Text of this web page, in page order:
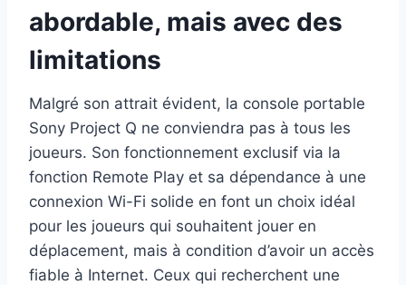
abordable, mais avec des
limitations
Malgré son attrait évident, la console portable
Sony Project Q ne conviendra pas à tous les
joueurs. Son fonctionnement exclusif via la
fonction Remote Play et sa dépendance à une
connexion Wi-Fi solide en font un choix idéal
pour les joueurs qui souhaitent jouer en
déplacement, mais à condition d’avoir un accès
fiable à Internet. Ceux qui recherchent une